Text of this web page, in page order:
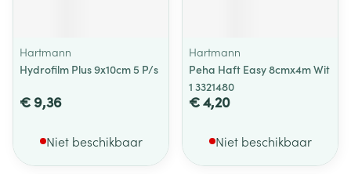
Hartmann
Hydrofilm Plus 9x10cm 5 P/s
€ 9,36
Niet beschikbaar
Hartmann
Peha Haft Easy 8cmx4m Wit
1 3321480
€ 4,20
Niet beschikbaar